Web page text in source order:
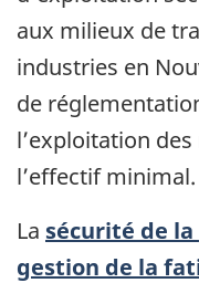
aux milieux de
industries en
de
l’exploitation
l’effectif minimal.
La sécurité de
gestion de la